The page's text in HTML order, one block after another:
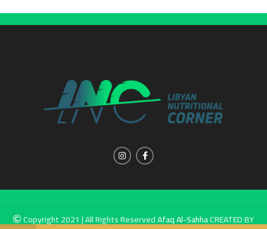
Copyright 2021 | All Rights ReservedAfaq Al-SahhaCREATED BY